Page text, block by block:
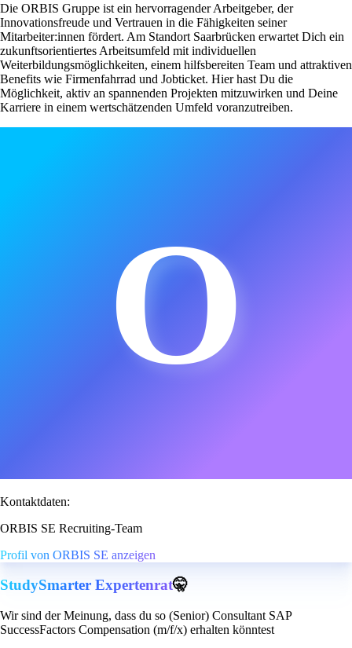
Die ORBIS Gruppe ist ein hervorragender Arbeitgeber, der
Innovationsfreude und Vertrauen in die Fähigkeiten seiner
Mitarbeiter:innen fördert. Am Standort Saarbrücken erwartet Dich ein
zukunftsorientiertes Arbeitsumfeld mit individuellen
Weiterbildungsmöglichkeiten, einem hilfsbereiten Team und attraktiven
Benefits wie Firmenfahrrad und Jobticket. Hier hast Du die
Möglichkeit, aktiv an spannenden Projekten mitzuwirken und Deine
Karriere in einem wertschätzenden Umfeld voranzutreiben.
O
Kontaktdaten:
ORBIS SE Recruiting-Team
Profil von ORBIS SE anzeigen
StudySmarter Expertenrat🤫
Wir sind der Meinung, dass du so (Senior) Consultant SAP
SuccessFactors Compensation (m/f/x) erhalten könntest